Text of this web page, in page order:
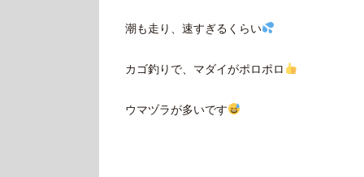
潮も走り、速すぎるくらい
カゴ釣りで、マダイがポロポロ
ウマヅラが多いです